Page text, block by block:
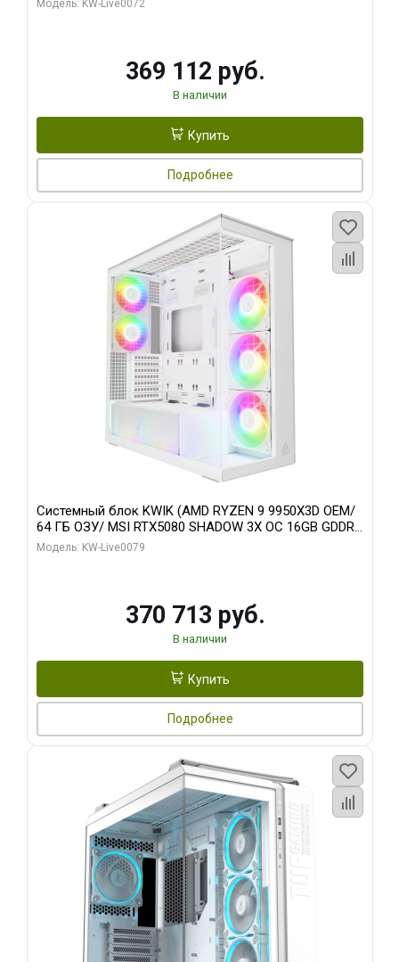
Модель: KW-Live0072
369 112 руб.
В наличии
Купить
Подробнее
Системный блок KWIK (AMD RYZEN 9 9950X3D OEM/
64 ГБ ОЗУ/ MSI RTX5080 SHADOW 3X OC 16GB GDDR7
256bit 3xDP HDMI/ 960 ГБ SSD)
Модель: KW-Live0079
370 713 руб.
В наличии
Купить
Подробнее